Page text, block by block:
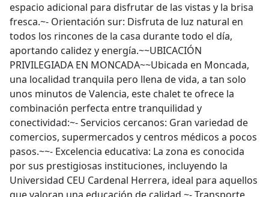
espacio adicional para disfrutar de las vistas y la brisa
fresca.~- Orientación sur: Disfruta de luz natural en
todos los rincones de la casa durante todo el día,
aportando calidez y energía.~~UBICACIÓN
PRIVILEGIADA EN MONCADA~~Ubicada en Moncada,
una localidad tranquila pero llena de vida, a tan solo
unos minutos de Valencia, este chalet te ofrece la
combinación perfecta entre tranquilidad y
conectividad:~- Servicios cercanos: Gran variedad de
comercios, supermercados y centros médicos a pocos
pasos.~~- Excelencia educativa: La zona es conocida
por sus prestigiosas instituciones, incluyendo la
Universidad CEU Cardenal Herrera, ideal para aquellos